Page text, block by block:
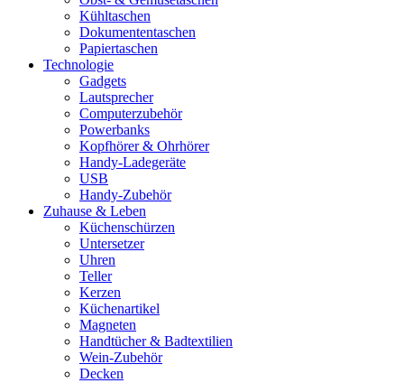
Kühltaschen
Dokumententaschen
Papiertaschen
Technologie
Gadgets
Lautsprecher
Computerzubehör
Powerbanks
Kopfhörer & Ohrhörer
Handy-Ladegeräte
USB
Handy-Zubehör
Zuhause & Leben
Küchenschürzen
Untersetzer
Uhren
Teller
Kerzen
Küchenartikel
Magneten
Handtücher & Badtextilien
Wein-Zubehör
Decken